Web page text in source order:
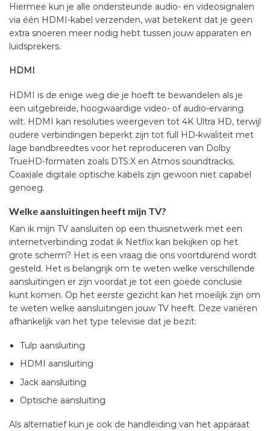
Hiermee kun je alle ondersteunde audio- en videosignalen
via één HDMI-kabel verzenden, wat betekent dat je geen
extra snoeren meer nodig hebt tussen jouw apparaten en
luidsprekers.
HDMI
HDMI is de enige weg die je hoeft te bewandelen als je
een uitgebreide, hoogwaardige video- of audio-ervaring
wilt. HDMI kan resoluties weergeven tot 4K Ultra HD, terwijl
oudere verbindingen beperkt zijn tot full HD-kwaliteit met
lage bandbreedtes voor het reproduceren van Dolby
TrueHD-formaten zoals DTS:X en Atmos soundtracks.
Coaxiale digitale optische kabels zijn gewoon niet capabel
genoeg.
Welke aansluitingen heeft mijn TV?
Kan ik mijn TV aansluiten op een thuisnetwerk met een
internetverbinding zodat ik Netflix kan bekijken op het
grote scherm? Het is een vraag die ons voortdurend wordt
gesteld. Het is belangrijk om te weten welke verschillende
aansluitingen er zijn voordat je tot een goede conclusie
kunt komen. Op het eerste gezicht kan het moeilijk zijn om
te weten welke aansluitingen jouw TV heeft. Deze variëren
afhankelijk van het type televisie dat je bezit:
Tulp aansluiting
HDMI aansluiting
Jack aansluiting
Optische aansluiting
Als alternatief kun je ook de handleiding van het apparaat